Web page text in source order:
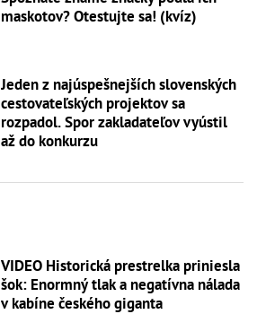
maskotov? Otestujte sa! (kvíz)
Jeden z najúspešnejších slovenských
cestovateľských projektov sa
rozpadol. Spor zakladateľov vyústil
až do konkurzu
VIDEO Historická prestrelka priniesla
šok: Enormný tlak a negatívna nálada
v kabíne českého giganta